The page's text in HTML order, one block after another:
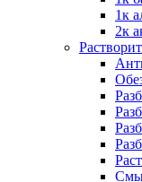
1к
2к